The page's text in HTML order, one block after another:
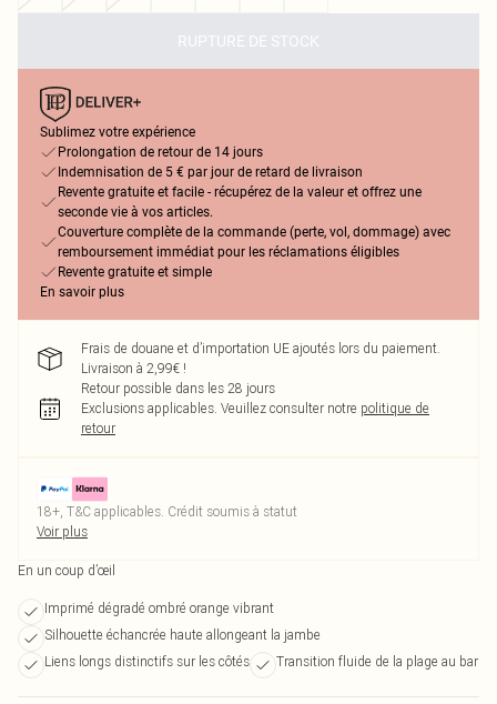
RUPTURE DE STOCK
Sublimez votre expérience
Prolongation de retour de 14 jours
Indemnisation de 5 € par jour de retard de livraison
Revente gratuite et facile - récupérez de la valeur et offrez une
seconde vie à vos articles.
Couverture complète de la commande (perte, vol, dommage) avec
remboursement immédiat pour les réclamations éligibles
Revente gratuite et simple
En savoir plus
Frais de douane et d’importation UE ajoutés lors du paiement.
Livraison à 2,99€ !
Retour possible dans les 28 jours
Exclusions applicables. Veuillez consulter notre politique de
retour
18+, T&C applicables. Crédit soumis à statut
Voir plus
En un coup d’œil
Imprimé dégradé ombré orange vibrant
Silhouette échancrée haute allongeant la jambe
Liens longs distinctifs sur les côtés
Transition fluide de la plage au bar